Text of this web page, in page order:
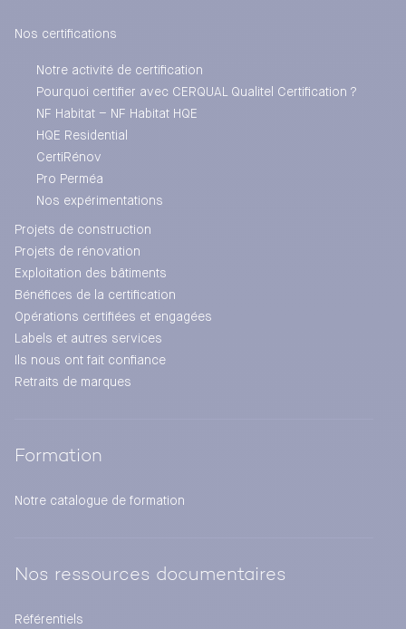
Nos certifications
Notre activité de certification
Pourquoi certifier avec CERQUAL Qualitel Certification ?
NF Habitat – NF Habitat HQE
HQE Residential
CertiRénov
Pro Perméa
Nos expérimentations
Projets de construction
Projets de rénovation
Exploitation des bâtiments
Bénéfices de la certification
Opérations certifiées et engagées
Labels et autres services
Ils nous ont fait confiance
Retraits de marques
Formation
Notre catalogue de formation
Nos ressources documentaires
Référentiels